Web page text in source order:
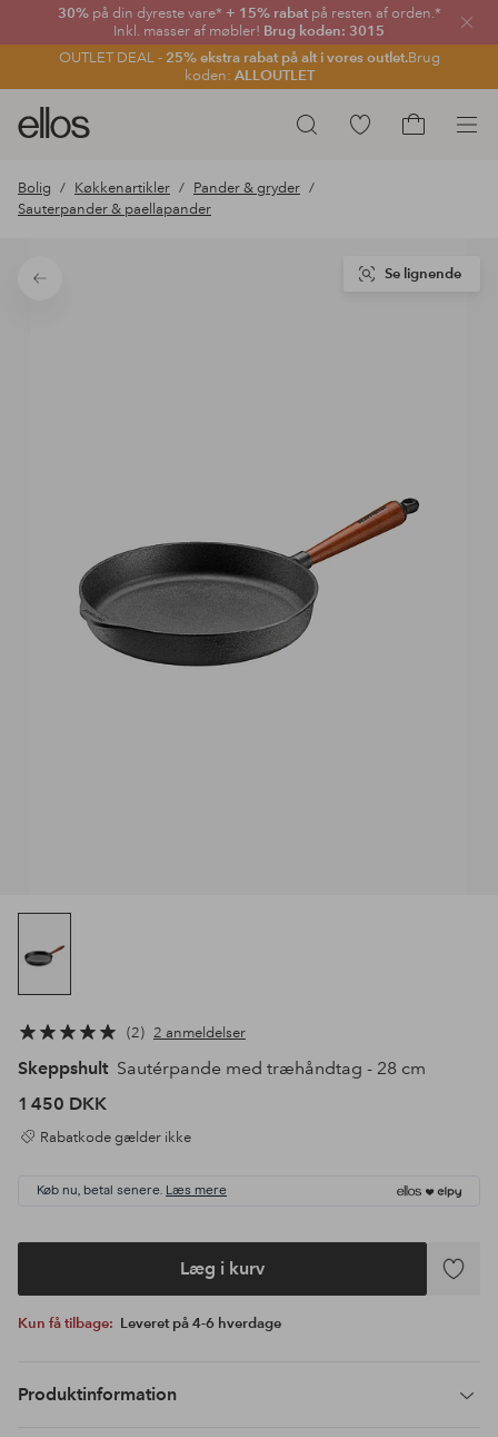
30% på din dyreste vare* + 15% rabatpå resten af orden.*
Inkl. masser af møbler! Brug koden: 3015
OUTLET DEAL - 25% ekstra rabat på alt i vores outlet.Brug
koden: ALLOUTLET
Luk
Søg
Ellos
logo
gå
Gå
Bolig Køkkenartikler
Pander & gryder
Sauterpander & paellapander
Tilbage
Se lignende
2 2 anmeldelser
Skeppshult Sautérpande med træhåndtag - 28 cm
1 450 DKK
Rabatkode gælder ikke
Køb nu, betal senere. Læs mere
Læg i kurv
Tilføj
Kun få tilbage: Leveret på 4-6 hverdage
Produktinformation